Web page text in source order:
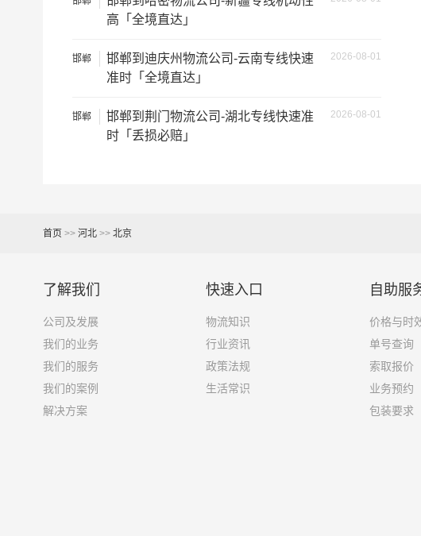
7米6货车
9米6货车 61立方
其他货主物流经验分享
1、包裹丢失或损坏：不靠谱的物流公司可能会在运输过程中
2、运输时间延迟：不靠谱的物流公司可能会在运输过程中出
高「全境直达」
邯郸 2026-08-01
邯郸到迪庆州物流公司-云南专线快速
准时「全境直达」
邯郸 2026-08-01
邯郸到荆门物流公司-湖北专线快速准
时「丢损必赔」
首页 >> 河北>> 北京
了解我们
公司及发展
我们的业务
我们的服务
我们的案例
解决方案
快速入口
物流知识
行业资讯
政策法规
生活常识
自助服
价格与时
单号查询
索取报价
业务预约
包装要求